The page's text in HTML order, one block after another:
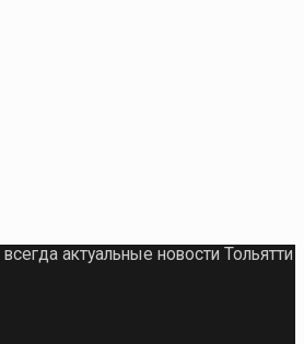
всегда актуальные новости Тольятти